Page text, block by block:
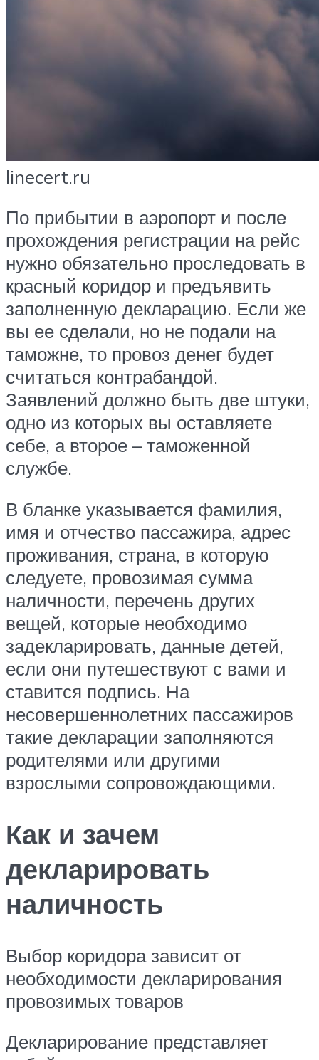
linecert.ru
По прибытии в аэропорт и после
прохождения регистрации на рейс
нужно обязательно проследовать в
красный коридор и предъявить
заполненную декларацию. Если же
вы ее сделали, но не подали на
таможне, то провоз денег будет
считаться контрабандой.
Заявлений должно быть две штуки,
одно из которых вы оставляете
себе, а второе – таможенной
службе.
В бланке указывается фамилия,
имя и отчество пассажира, адрес
проживания, страна, в которую
следуете, провозимая сумма
наличности, перечень других
вещей, которые необходимо
задекларировать, данные детей,
если они путешествуют с вами и
ставится подпись. На
несовершеннолетних пассажиров
такие декларации заполняются
родителями или другими
взрослыми сопровождающими.
Как и зачем
декларировать
наличность
Выбор коридора зависит от
необходимости декларирования
провозимых товаров
Декларирование представляет